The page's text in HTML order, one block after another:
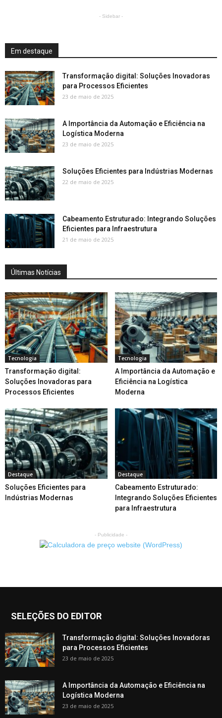
- Sidebar -
Em destaque
Transformação digital: Soluções Inovadoras
para Processos Eficientes
23 de maio de 2025
A Importância da Automação e Eficiência na
Logística Moderna
23 de maio de 2025
Soluções Eficientes para Indústrias Modernas
22 de maio de 2025
Cabeamento Estruturado: Integrando Soluções
Eficientes para Infraestrutura
21 de maio de 2025
Últimas Notícias
Tecnologia
Transformação digital:
Soluções Inovadoras para
Processos Eficientes
Tecnologia
A Importância da Automação e
Eficiência na Logística
Moderna
Destaque
Soluções Eficientes para
Indústrias Modernas
Destaque
Cabeamento Estruturado:
Integrando Soluções Eficientes
para Infraestrutura
- Publicidade -
SELEÇÕES DO EDITOR
Transformação digital: Soluções Inovadoras
para Processos Eficientes
23 de maio de 2025
A Importância da Automação e Eficiência na
Logística Moderna
23 de maio de 2025